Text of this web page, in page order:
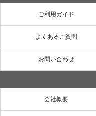
ご利用ガイド
よくあるご質問
お問い合わせ
会社概要